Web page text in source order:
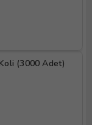
(3000 Adet)